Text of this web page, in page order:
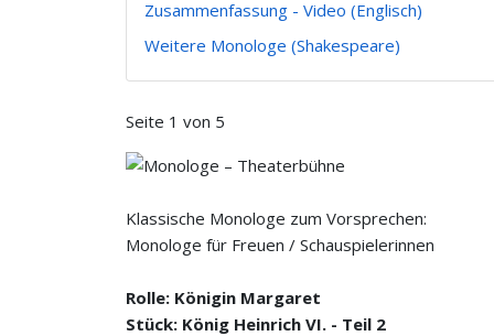
Zusammenfassung - Video (Englisch)
Weitere Monologe (Shakespeare)
Seite 1 von 5
Klassische Monologe zum Vorsprechen:
Monologe für Freuen / Schauspielerinnen
Rolle: Königin Margaret
Stück: König Heinrich VI. - Teil 2